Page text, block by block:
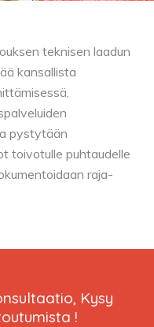
teknisen laadun
kansallista
pystytään
toivotulle puhtaudelle
raja-
Kysy
!